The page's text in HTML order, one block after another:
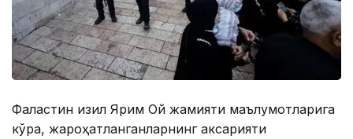
Фаластин Қизил Ярим Ой жамияти маълумотларига
кўра, жароҳатланганларнинг аксарияти